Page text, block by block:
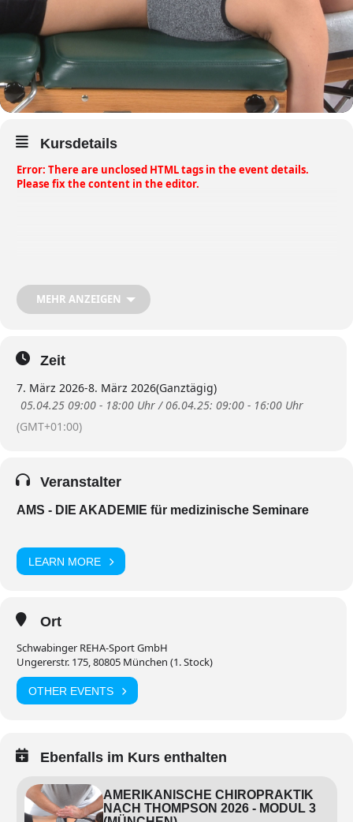
Kursdetails
Error: There are unclosed HTML tags in the event details.
Please fix the content in the editor.
MEHR ANZEIGEN
Zeit
7. März 2026-8. März 2026(Ganztägig)
05.04.25 09:00 - 18:00 Uhr / 06.04.25: 09:00 - 16:00 Uhr
(GMT+01:00)
Veranstalter
AMS - DIE AKADEMIE für medizinische Seminare
LEARN MORE
Ort
Schwabinger REHA-Sport GmbH
Ungererstr. 175, 80805 München (1. Stock)
OTHER EVENTS
Ebenfalls im Kurs enthalten
AMERIKANISCHE CHIROPRAKTIK
NACH THOMPSON 2026 - MODUL 3